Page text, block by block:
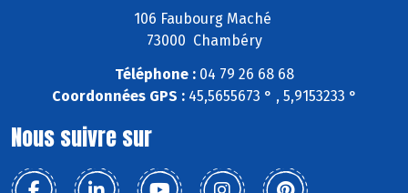
106 Faubourg Maché
73000 Chambéry
Téléphone :04 79 26 68 68
Coordonnées GPS :45,5655673 ° , 5,9153233 °
Nous suivre sur